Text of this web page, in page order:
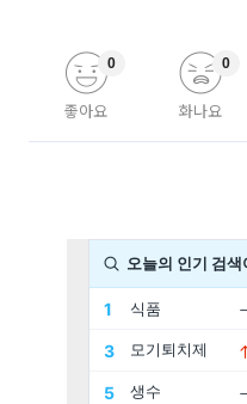
좋아요
0
화나요
0